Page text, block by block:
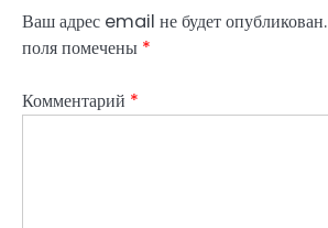
Ваш адрес email не будет опубликован.
поля помечены *
Комментарий *